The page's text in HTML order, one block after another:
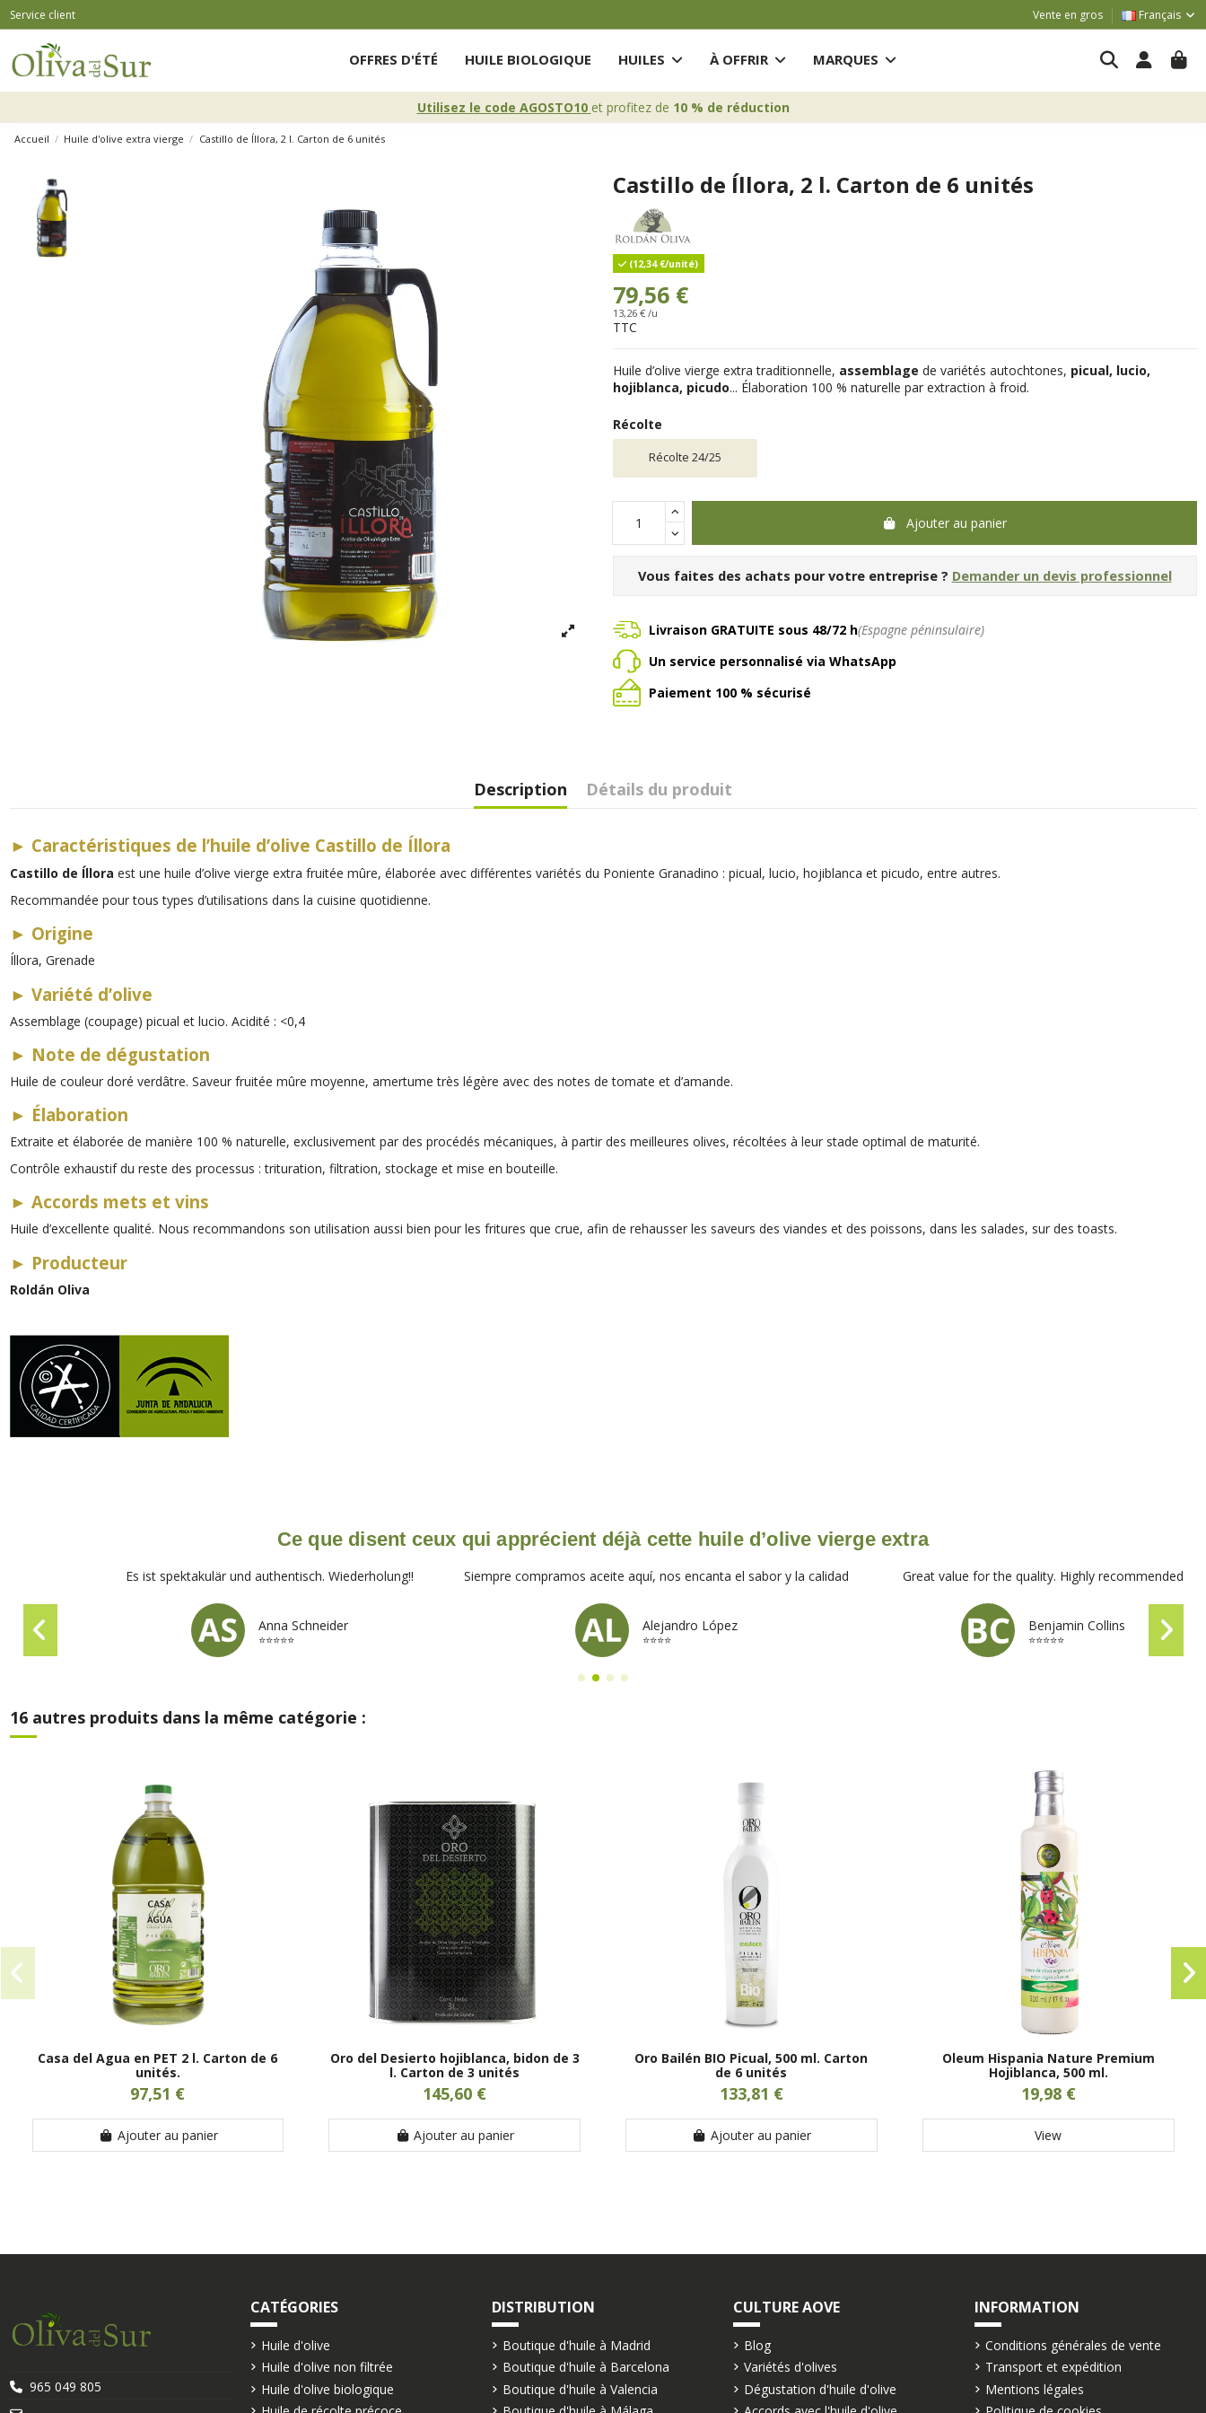
Service client Vente en gros Français
OFFRES D'ÉTÉ HUILE BIOLOGIQUE HUILES À OFFRIR MARQUES
Utilisez le code AGOSTO10 et profitez de 10 % de réduction
Accueil Huile d'olive extra vierge Castillo de Íllora, 2 l. Carton de 6 unités
Castillo de Íllora, 2 l. Carton de 6 unités
(12,34 €/unité)
79,56 €
13,26 € /u
TTC
Huile d’olive vierge extra traditionnelle, assemblage de variétés autochtones, picual, lucio,
hojiblanca, picudo... Élaboration 100 % naturelle par extraction à froid.
Récolte
Récolte 24/25
Ajouter au panier
Vous faites des achats pour votre entreprise ? Demander un devis professionnel
Livraison GRATUITE sous 48/72 h(Espagne péninsulaire)
Un service personnalisé via WhatsApp
Paiement 100 % sécurisé
Description Détails du produit
► Caractéristiques de l’huile d’olive Castillo de Íllora
Castillo de Íllora est une huile d’olive vierge extra fruitée mûre, élaborée avec différentes variétés du Poniente Granadino : picual, lucio, hojiblanca et picudo, entre autres.
Recommandée pour tous types d’utilisations dans la cuisine quotidienne.
► Origine
Íllora, Grenade
► Variété d’olive
Assemblage (coupage) picual et lucio. Acidité : <0,4
► Note de dégustation
Huile de couleur doré verdâtre. Saveur fruitée mûre moyenne, amertume très légère avec des notes de tomate et d’amande.
► Élaboration
Extraite et élaborée de manière 100 % naturelle, exclusivement par des procédés mécaniques, à partir des meilleures olives, récoltées à leur stade optimal de maturité.
Contrôle exhaustif du reste des processus : trituration, filtration, stockage et mise en bouteille.
► Accords mets et vins
Huile d’excellente qualité. Nous recommandons son utilisation aussi bien pour les fritures que crue, afin de rehausser les saveurs des viandes et des poissons, dans les salades, sur des toasts.
► Producteur
Roldán Oliva
Ce que disent ceux qui apprécient déjà cette huile d’olive vierge extra
Es ist spektakulär und authentisch. Wiederholung!!
Anna Schneider
⭐⭐⭐⭐⭐
Siempre compramos aceite aquí, nos encanta el sabor y la calidad
Alejandro López
⭐⭐⭐⭐
Great value for the quality. Highly recommended
Benjamin Collins
⭐⭐⭐⭐⭐
16 autres produits dans la même catégorie :
Casa del Agua en PET 2 l. Carton de 6
unités.
97,51 €
Ajouter au panier
Oro del Desierto hojiblanca, bidon de 3
l. Carton de 3 unités
145,60 €
Ajouter au panier
Oro Bailén BIO Picual, 500 ml. Carton
de 6 unités
133,81 €
Ajouter au panier
Oleum Hispania Nature Premium
Hojiblanca, 500 ml.
19,98 €
View
965 049 805
CATÉGORIES
Huile d'olive
Huile d'olive non filtrée
Huile d'olive biologique
DISTRIBUTION
Boutique d'huile à Madrid
Boutique d'huile à Barcelona
Boutique d'huile à Valencia
CULTURE AOVE
Blog
Variétés d'olives
Dégustation d'huile d'olive
INFORMATION
Conditions générales de vente
Transport et expédition
Mentions légales